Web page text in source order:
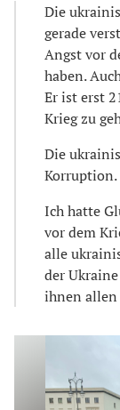
Die
gerade
Angst vor
haben.
Er ist erst
Krieg zu
Die
Korruption.
Ich hatte
vor dem
alle
der
ihnen allen